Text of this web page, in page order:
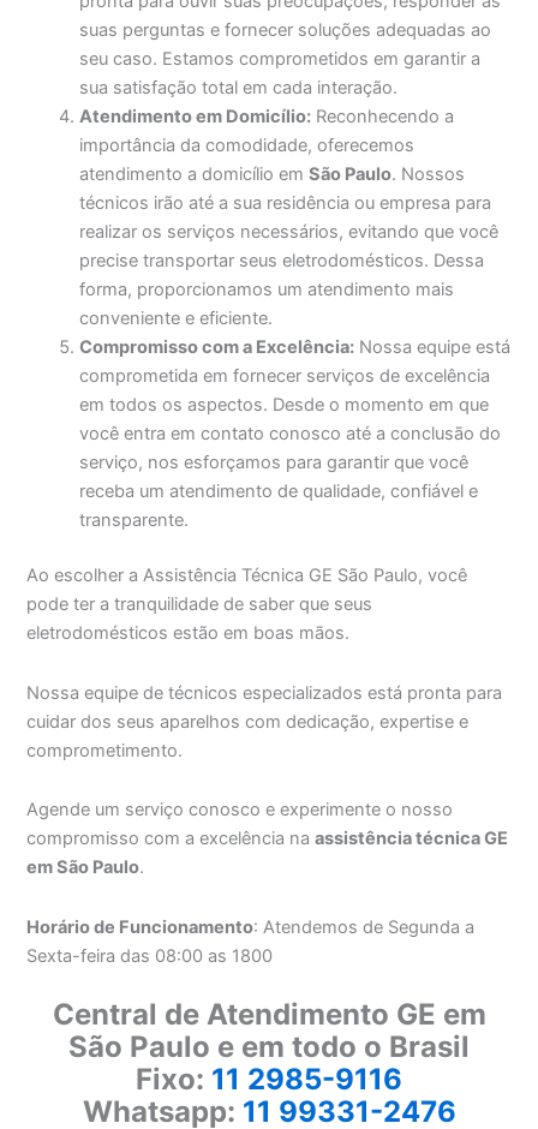
suas perguntas e fornecer soluções adequadas ao
seu caso. Estamos comprometidos em garantir a
sua satisfação total em cada interação.
Atendimento em Domicílio: Reconhecendo a
importância da comodidade, oferecemos
atendimento a domicílio emSão Paulo. Nossos
técnicos irão até a sua residência ou empresa para
realizar os serviços necessários, evitando que você
precise transportar seus eletrodomésticos. Dessa
forma, proporcionamos um atendimento mais
conveniente e eficiente.
Compromisso com a Excelência: Nossa equipe está
comprometida em fornecer serviços de excelência
em todos os aspectos. Desde o momento em que
você entra em contato conosco até a conclusão do
serviço, nos esforçamos para garantir que você
receba um atendimento de qualidade, confiável e
transparente.
Ao escolher a Assistência Técnica GE São Paulo, você
pode ter a tranquilidade de saber que seus
eletrodomésticos estão em boas mãos.
Nossa equipe de técnicos especializados está pronta para
cuidar dos seus aparelhos com dedicação, expertise e
comprometimento.
Agende um serviço conosco e experimente o nosso
compromisso com a excelência naassistência técnica GE
em São Paulo.
Horário de Funcionamento: Atendemos de Segunda a
Sexta-feira das 08:00 as 1800
Central de Atendimento GE em
São Paulo e em todo o Brasil
Fixo: 11 2985-9116
Whatsapp: 11 99331-2476